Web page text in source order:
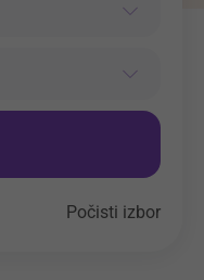
Počisti izbor